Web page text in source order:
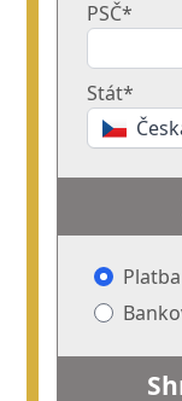
PSČ*
Stát*